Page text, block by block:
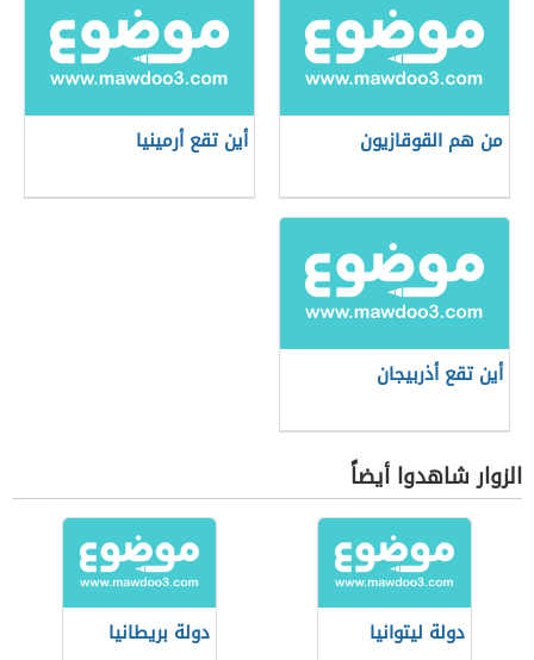
من هم القوقازيون أين تقع أرمينيا
أين تقع أذربيجان
الزوار شاهدوا أيضاً
دولة ليتوانيا دولة بريطانيا